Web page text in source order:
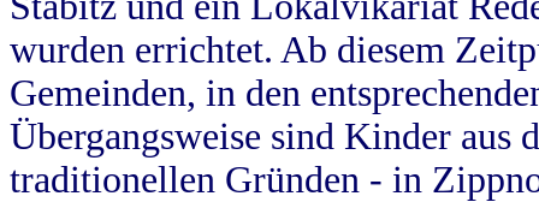
wurden errichtet. Ab diesem
Gemeinden, in den
Übergangsweise sind Kinder aus
traditionellen Gründen - in